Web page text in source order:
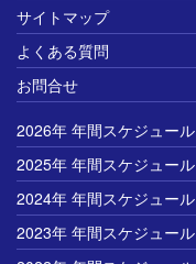
サイトマップ
よくある質問
お問合せ
2026年 年間スケジュール
2025年 年間スケジュール
2024年 年間スケジュール
2023年 年間スケジュール